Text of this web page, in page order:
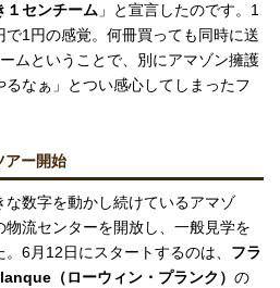
１センチーム 」と宣言したのです。1
1円の感覚。何冊買っても同時に送
ムということで、別にアマゾン擁護
なぁ」とつい感心してしまったフ
アー開始
数字を動かし続けているアマゾ
流センターを開放し、一般見学を
6月12日にスタートするのは、 フラ
（ローウィン・プランク） の